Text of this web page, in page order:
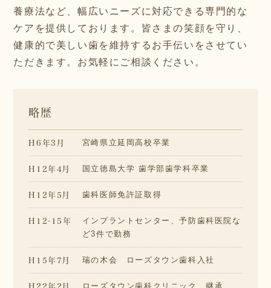
養療法など、幅広いニーズに対応できる専門的な
ケアを提供しております。皆さまの笑顔を守り、
健康的で美しい歯を維持するお手伝いをさせてい
ただきます。お気軽にご相談ください。
略歴
H6年3月 宮崎県立延岡高校卒業
H12年4月 国立徳島大学 歯学部歯学科卒業
H12年5月 歯科医師免許証取得
H12-15年
インプラントセンター、予防歯科医院な
ど3件で勤務
H15年7月 瑞の木会 ローズタウン歯科入社
H22年2月 ローズタウン歯科クリニック 継承